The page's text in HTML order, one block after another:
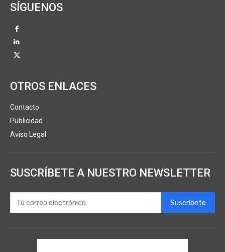
SÍGUENOS
OTROS ENLACES
Contacto
Publicidad
Aviso Legal
SUSCRÍBETE A NUESTRO NEWSLETTER
Suscríbete